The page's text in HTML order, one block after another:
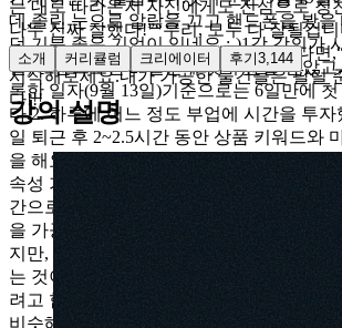
는 대로 따라온저 자신에게도 진심으로 칭
나두 진짜 잘했다!”“우리, 모두 다 잘될겁
주문을 간절히 기다리고 있는 분이 있다면
시작해보세요.내가 가공한 물건들은 팔릴
다!!!
데,졸린 눈으로 알람을 끄고 핸드폰을 봤
던 기분 좋은 기억이 있네요 :-)1강 강의가
일) 기준으로는 23일만에 첫 주문을 받았
록한 일자(9월 13일)기준으로는 6일만에
다.2. 하루에 어느 정도 부업에 시간을 투자
일 퇴근 후 2~2.5시간 동안 상품 키워드와
을 해요.주말은 토요일 일요일 합쳐서 4~5
속성 가공, 상품 등록, 기타 오류 수정 등을
간으로 치면 한 주에 14~17.5 시간을 투자하
을 가공하고 등록하고 있습니다.좀 더 욕심
지만, 지치지 않고 오래하기 위해서는 내 일
는 것이 중요하다는 점을 느껴서 무리하지
려고 합니다.속도의 차이는 있지만 일정 수
비슷해지는 순간이 온다고 생각해요.각자
소개 커리큘럼 크리에이터 후기3,144
강의 설명